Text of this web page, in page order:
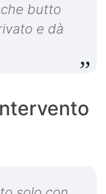
butto
e dà